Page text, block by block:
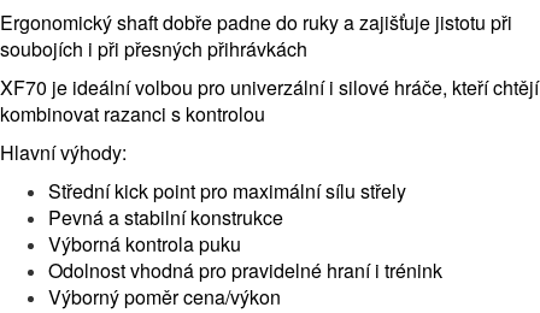
Ergonomický shaft dobře padne do ruky a zajišťuje jistotu při
soubojích i při přesných přihrávkách
XF70 je ideální volbou pro univerzální i silové hráče, kteří chtějí
kombinovat razanci s kontrolou
Hlavní výhody:
Střední kick point pro maximální sílu střely
Pevná a stabilní konstrukce
Výborná kontrola puku
Odolnost vhodná pro pravidelné hraní i trénink
Výborný poměr cena/výkon